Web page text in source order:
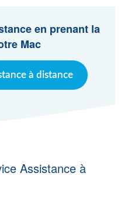
en prenant la
Mac
à distance
Assistance à